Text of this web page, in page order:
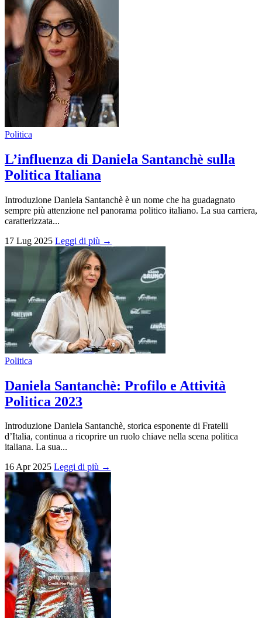
Politica
L’influenza di Daniela Santanchè sulla
Politica Italiana
Introduzione Daniela Santanchè è un nome che ha guadagnato
sempre più attenzione nel panorama politico italiano. La sua carriera,
caratterizzata...
17 Lug 2025 Leggi di più →
Politica
Daniela Santanchè: Profilo e Attività
Politica 2023
Introduzione Daniela Santanchè, storica esponente di Fratelli
d’Italia, continua a ricoprire un ruolo chiave nella scena politica
italiana. La sua...
16 Apr 2025 Leggi di più →